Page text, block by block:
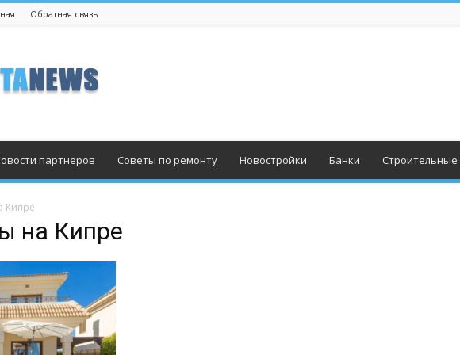
Обратная связь
партнеров Советы по ремонту Новостройки Банки
Кипре
на Кипре